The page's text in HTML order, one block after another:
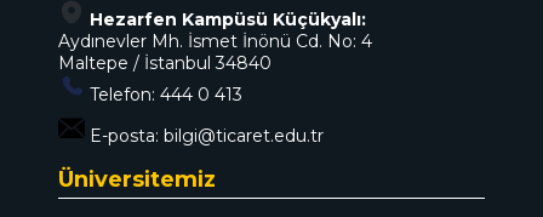
Hezarfen Kampüsü Küçükyalı:
Aydınevler Mh. İsmet İnönü Cd. No: 4
Maltepe / İstanbul 34840
Telefon: 444 0 413
E-posta: bilgi@ticaret.edu.tr
Üniversitemiz